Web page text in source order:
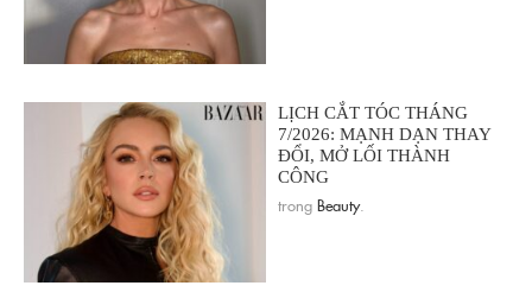
LỊCH CẮT TÓC THÁNG
7/2026: MẠNH DẠN THAY
ĐỔI, MỞ LỐI THÀNH
CÔNG
trong Beauty.